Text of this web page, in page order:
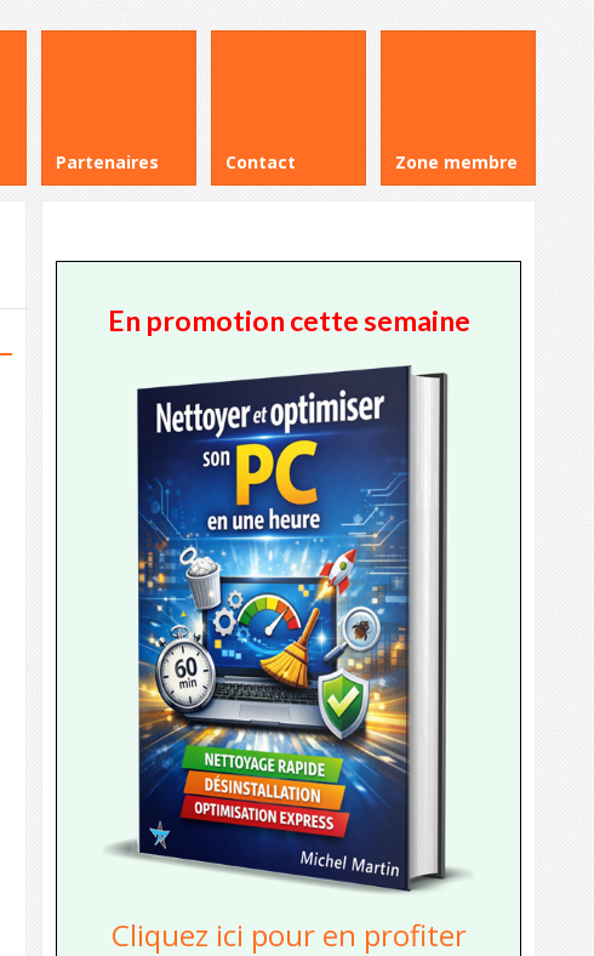
Partenaires Contact Zone membre
En promotion cette semaine
Cliquez ici pour en profiter